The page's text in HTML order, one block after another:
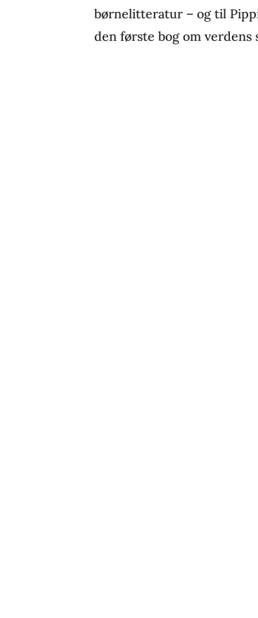
børnelitteratur – og til
den første bog om